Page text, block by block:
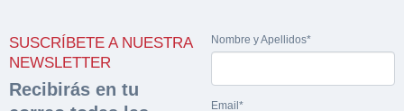
SUSCRÍBETE A NUESTRA
NEWSLETTER
Recibirás en tu
Nombre y Apellidos*
Email*
Solicitar
documentación
Hacer Oferta
Razón social*